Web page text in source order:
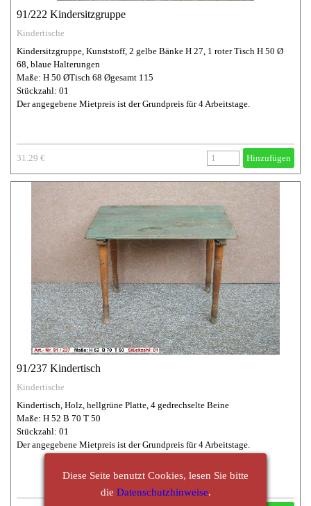
91/222 Kindersitzgruppe
Kindertische
Kindersitzgruppe, Kunststoff, 2 gelbe Bänke H 27, 1 roter Tisch H 50 Ø
68, blaue Halterungen
Maße: H 50 ØTisch 68 Øgesamt 115
Stückzahl: 01
Der angegebene Mietpreis ist der Grundpreis für 4 Arbeitstage.
31.29 € Hinzufügen
91/237 Kindertisch
Kindertische
Kindertisch, Holz, hellgrüne Platte, 4 gedrechselte Beine
Maße: H 52 B 70 T 50
Stückzahl: 01
Der angegebene Mietpreis ist der Grundpreis für 4 Arbeitstage.
Diese Seite benutzt Cookies, lesen Sie bitte
die Datenschutzhinweise.